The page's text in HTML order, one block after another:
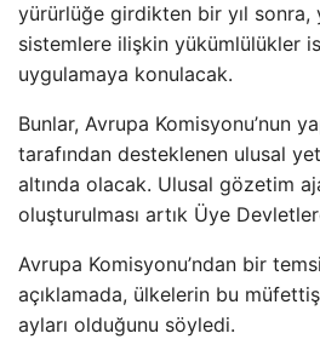
yürürlüğe girdikten bir yıl sonra,
sistemlere ilişkin yükümlülükler
uygulamaya konulacak.
Bunlar, Avrupa Komisyonu’nun
tarafından desteklenen ulusal
altında olacak. Ulusal gözetim
oluşturulması artık Üye
Avrupa Komisyonu’ndan bir
açıklamada, ülkelerin bu
ayları olduğunu söyledi.